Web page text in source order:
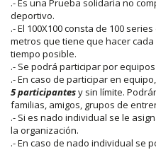
deportivo.
.- El 100X100 consta de 100
metros que tiene que hacer
tiempo posible.
.- Se podrá participar por
.- En caso de participar en
5 participantesy sin límite.
familias, amigos, grupos de
.- Si es nado individual se le
la organización.
.- En caso de nado individual se